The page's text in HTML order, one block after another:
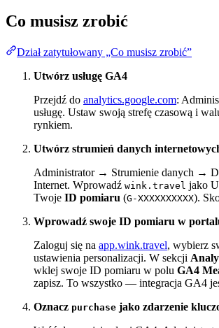
Co musisz zrobić
Dział zatytułowany „Co musisz zrobić”
Utwórz usługę GA4
Przejdź do analytics.google.com:
usługę. Ustaw swoją strefę czasową i
rynkiem.
Utwórz strumień danych
Administrator → Strumienie danych →
Internet. Wprowadź wink.travel jako
Twoje ID pomiaru (G-XXXXXXXXXX).
Wprowadź swoje ID pomiaru w
Zaloguj się na app.wink.travel, wybierz
ustawienia personalizacji. W sekcji
wklej swoje ID pomiaru w polu GA4
zapisz. To wszystko — integracja GA4
Oznacz purchase jako zdarzenie